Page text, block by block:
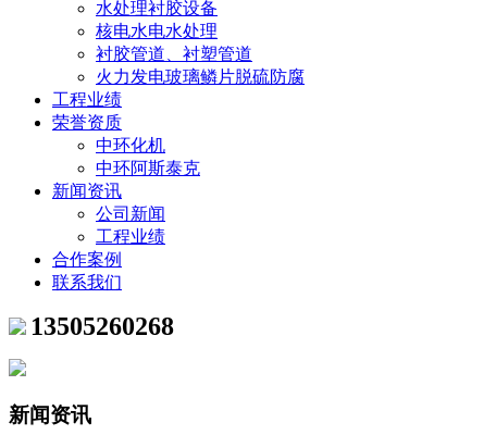
水处理衬胶设备
核电水电水处理
衬胶管道、衬塑管道
火力发电玻璃鳞片脱硫防腐
工程业绩
荣誉资质
中环化机
中环阿斯泰克
新闻资讯
公司新闻
工程业绩
合作案例
联系我们
13505260268
新闻资讯